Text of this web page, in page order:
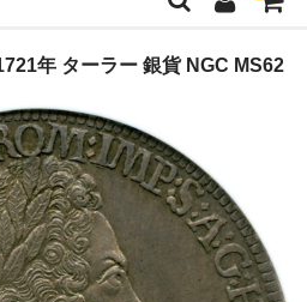
年 ターラー 銀貨 NGC MS62